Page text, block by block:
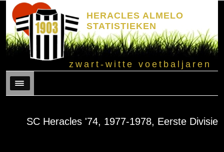
HERACLES ALMELO
STATISTIEKEN
zwart-witte voetbaljaren
Menu
SC Heracles '74, 1977-1978, Eerste Divisie